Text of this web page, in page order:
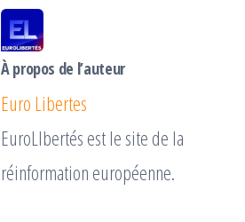
À propos de l’auteur
Euro Libertes
EuroLIbertés est le site de la
réinformation européenne.